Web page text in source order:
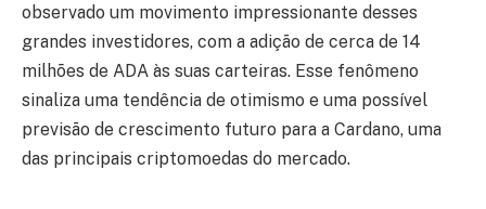
observado um movimento impressionante desses
grandes investidores, com a adição de cerca de 14
milhões de ADA às suas carteiras. Esse fenômeno
sinaliza uma tendência de otimismo e uma possível
previsão de crescimento futuro para a Cardano, uma
das principais criptomoedas do mercado.